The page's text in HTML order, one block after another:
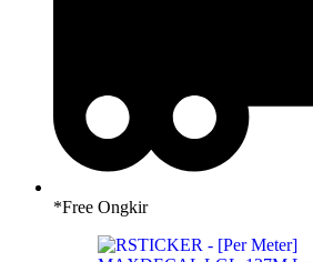
*Free Ongkir